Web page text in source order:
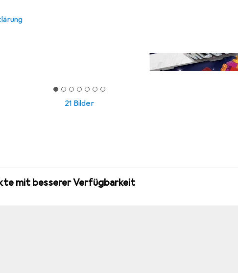
21 Bilder
mit besserer Verfügbarkeit